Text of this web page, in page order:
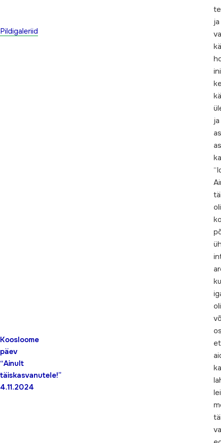
Pildigaleriid
Koosloome
päev
“Ainult
täiskasvanutele!”
4.11.2024
ja
ja
oli
oli
et